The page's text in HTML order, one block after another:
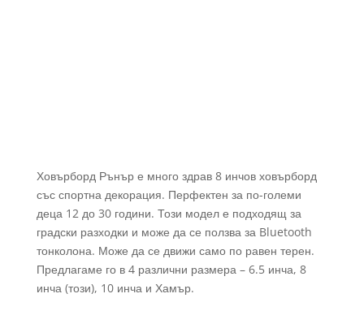
Ховърборд Рънър е много здрав 8 инчов ховърборд
със спортна декорация. Перфектен за по-големи
деца 12 до 30 години. Този модел е подходящ за
градски разходки и може да се ползва за Bluetooth
тонколона. Може да се движи само по равен терен.
Предлагаме го в 4 различни размера – 6.5 инча, 8
инча (този), 10 инча и Хамър.